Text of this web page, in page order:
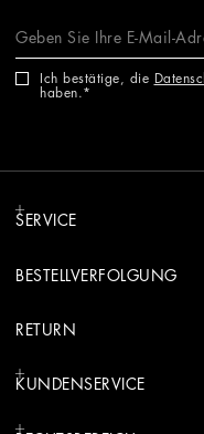
Ich bestätige, die
haben.
SERVICE
BESTELLVERFOLGUNG
RETURN
KUNDENSERVICE